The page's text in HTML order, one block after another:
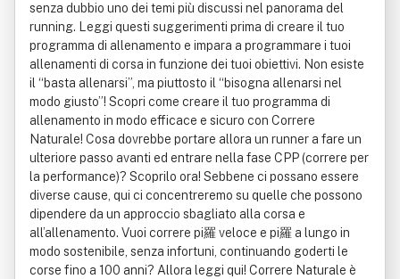
senza dubbio uno dei temi più discussi nel panorama del
running. Leggi questi suggerimenti prima di creare il tuo
programma di allenamento e impara a programmare i tuoi
allenamenti di corsa in funzione dei tuoi obiettivi. Non esiste
il “basta allenarsi”, ma piuttosto il “bisogna allenarsi nel
modo giusto”! Scopri come creare il tuo programma di
allenamento in modo efficace e sicuro con Correre
Naturale! Cosa dovrebbe portare allora un runner a fare un
ulteriore passo avanti ed entrare nella fase CPP (correre per
la performance)? Scoprilo ora! Sebbene ci possano essere
diverse cause, qui ci concentreremo su quelle che possono
dipendere da un approccio sbagliato alla corsa e
all’allenamento. Vuoi correre pi羅 veloce e pi羅 a lungo in
modo sostenibile, senza infortuni, continuando goderti le
corse fino a 100 anni? Allora leggi qui! Correre Naturale è